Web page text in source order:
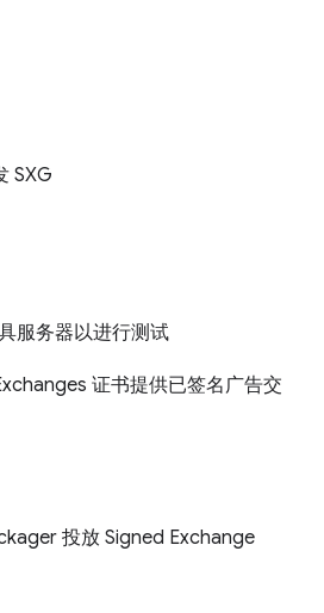
SXG
服务器以进行测试
证书提供已签名广告交
投放 Signed Exchange